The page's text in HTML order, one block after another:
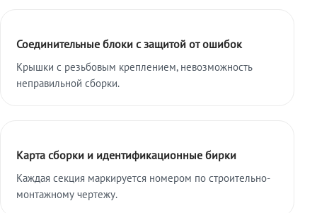
Соединительные блоки с защитой от ошибок
Крышки с резьбовым креплением, невозможность
неправильной сборки.
Карта сборки и идентификационные бирки
Каждая секция маркируется номером по строительно-
монтажному чертежу.